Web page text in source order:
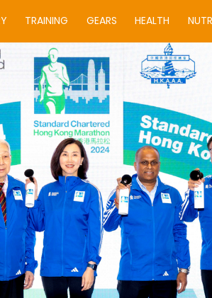
TRAINING GEARS HEALTH